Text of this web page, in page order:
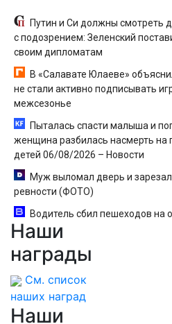
Путин и Си должны смотреть
с подозрением: Зеленский
своим дипломатам
В «Салавате Юлаеве»
не стали активно подписывать
межсезонье
Пыталась спасти малыша и
женщина разбилась насмерть на
детей 06/08/2026 – Новости
Муж выломал дверь и
ревности (ФОТО)
Водитель сбил пешеходов на
безопасности в Омске,
Наши
награды
См. список
наших наград
Наши